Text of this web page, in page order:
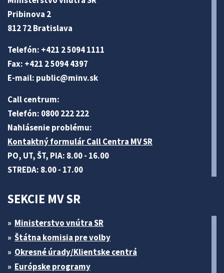
Pribinova 2
812 72 Bratislava
Telefón: +421 2 5094 1111
Fax: +421 2 5094 4397
E-mail: public@minv.sk
Call centrum:
Telefón: 0800 222 222
Nahlásenie problému:
Kontaktný formulár Call Centra MV SR
PO, UT, ŠT, PIA: 8.00 - 16.00
STREDA: 8.00 - 17.00
SEKCIE MV SR
Ministerstvo vnútra SR
Štátna komisia pre volby
Okresné úrady/Klientske centrá
Európske programy